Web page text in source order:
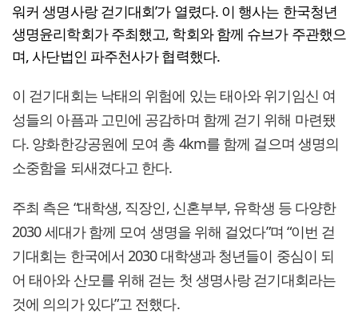
워커 생명사랑 걷기대회’가 열렸다. 이 행사는 한국청년
생명윤리학회가 주최했고, 학회와 함께 슈브가 주관했으
며, 사단법인 파주천사가 협력했다.
이 걷기대회는 낙태의 위험에 있는 태아와 위기임신 여
성들의 아픔과 고민에 공감하며 함께 걷기 위해 마련됐
다. 양화한강공원에 모여 총 4km를 함께 걸으며 생명의
소중함을 되새겼다고 한다.
주최 측은 “대학생, 직장인, 신혼부부, 유학생 등 다양한
2030 세대가 함께 모여 생명을 위해 걸었다”며 “이번 걷
기대회는 한국에서 2030 대학생과 청년들이 중심이 되
어 태아와 산모를 위해 걷는 첫 생명사랑 걷기대회라는
것에 의의가 있다”고 전했다.